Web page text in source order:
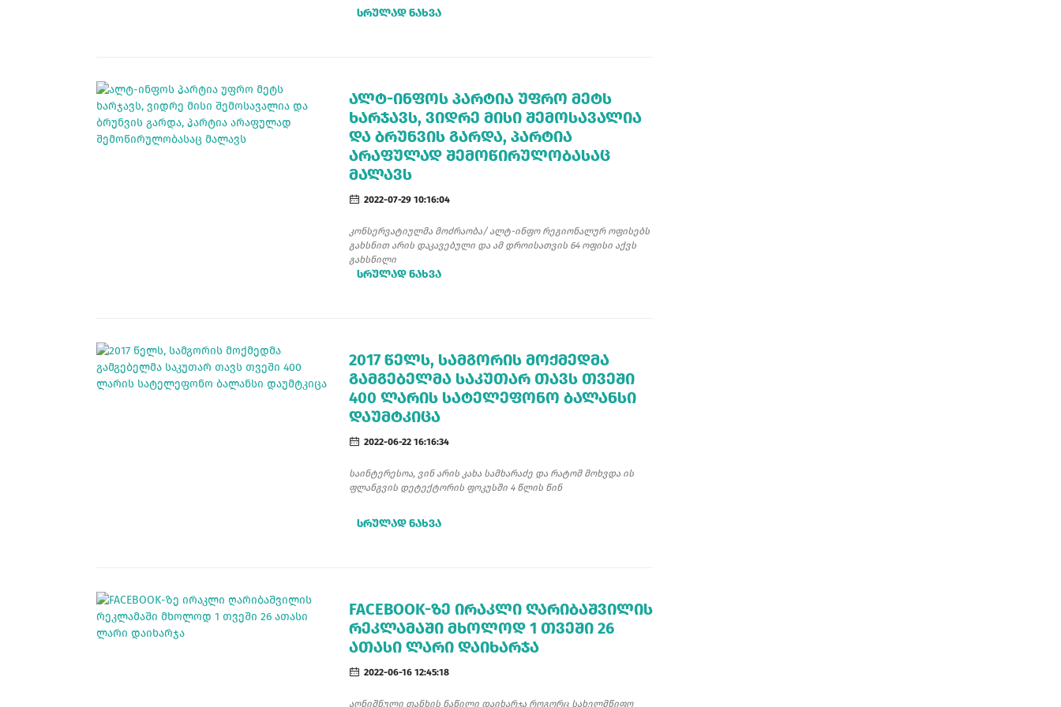
ᲡᲠᲣᲚᲐᲓ ᲜᲐᲮᲕᲐ
ᲐᲚᲢ-ᲘᲜᲤᲝᲡ ᲞᲐᲠᲢᲘᲐ ᲣᲤᲠᲝ ᲛᲔᲢᲡ
ᲮᲐᲠᲯᲐᲕᲡ, ᲕᲘᲓᲠᲔ ᲛᲘᲡᲘ ᲨᲔᲛᲝᲡᲐᲕᲐᲚᲘᲐ
ᲓᲐ ᲑᲠᲣᲜᲕᲘᲡ ᲒᲐᲠᲓᲐ, ᲞᲐᲠᲢᲘᲐ
ᲐᲠᲐᲤᲣᲚᲐᲓ ᲨᲔᲛᲝᲬᲘᲠᲣᲚᲝᲑᲐᲡᲐᲪ
ᲛᲐᲚᲐᲕᲡ
2022-07-29 10:16:04
კონსერვატიულმა მოძრაობა/ ალტ-ინფო რეგიონალურ ოფისებს
გახსნით არის დაკავებული და ამ დროისათვის 64 ოფისი აქვს
გახსნილი
ᲡᲠᲣᲚᲐᲓ ᲜᲐᲮᲕᲐ
2017 ᲬᲔᲚᲡ, ᲡᲐᲛᲒᲝᲠᲘᲡ ᲛᲝᲥᲛᲔᲓᲛᲐ
ᲒᲐᲛᲒᲔᲑᲔᲚᲛᲐ ᲡᲐᲙᲣᲗᲐᲠ ᲗᲐᲕᲡ ᲗᲕᲔᲨᲘ
400 ᲚᲐᲠᲘᲡ ᲡᲐᲢᲔᲚᲔᲤᲝᲜᲝ ᲑᲐᲚᲐᲜᲡᲘ
ᲓᲐᲣᲛᲢᲙᲘᲪᲐ
2022-06-22 16:16:34
საინტერესოა, ვინ არის კახა სამხარაძე და რატომ მოხვდა ის
ფლანგვის დეტექტორის ფოკუსში 4 წლის წინ
ᲡᲠᲣᲚᲐᲓ ᲜᲐᲮᲕᲐ
FACEBOOK-ᲖᲔ ᲘᲠᲐᲙᲚᲘ ᲦᲐᲠᲘᲑᲐᲨᲕᲘᲚᲘᲡ
ᲠᲔᲙᲚᲐᲛᲐᲨᲘ ᲛᲮᲝᲚᲝᲓ 1 ᲗᲕᲔᲨᲘ 26
ᲐᲗᲐᲡᲘ ᲚᲐᲠᲘ ᲓᲐᲘᲮᲐᲠᲯᲐ
2022-06-16 12:45:18
აღნიშნული თანხის ნაწილი დაიხარჯა როგორც სახელმწიფო